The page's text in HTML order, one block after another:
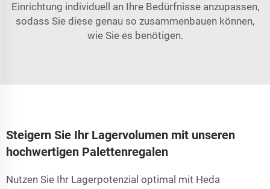
Einrichtung individuell an Ihre Bedürfnisse anzupassen,
sodass Sie diese genau so zusammenbauen können,
wie Sie es benötigen.
Steigern Sie Ihr Lagervolumen mit unseren
hochwertigen Palettenregalen
Nutzen Sie Ihr Lagerpotenzial optimal mit Heda